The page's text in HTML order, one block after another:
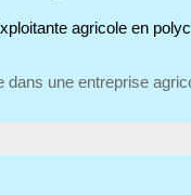
agricole en
dans une entreprise